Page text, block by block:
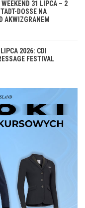
31 LIPCA – 2
DOSSE NA
AKWIZGRANEM
2026: CDI
FESTIVAL